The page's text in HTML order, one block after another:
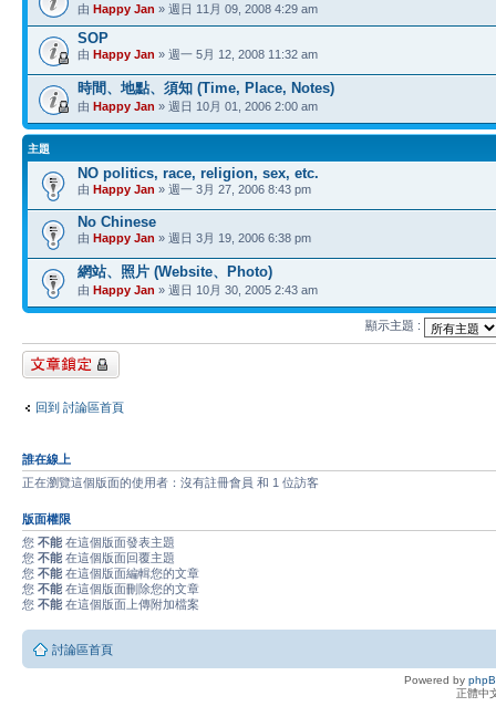
由 Happy Jan » 週日 11月 09, 2008 4:29 am
SOP
由 Happy Jan » 週一 5月 12, 2008 11:32 am
時間、地點、須知 (Time, Place, Notes)
由 Happy Jan » 週日 10月 01, 2006 2:00 am
主題
NO politics, race, religion, sex, etc.
由 Happy Jan » 週一 3月 27, 2006 8:43 pm
No Chinese
由 Happy Jan » 週日 3月 19, 2006 6:38 pm
網站、照片 (Website、Photo)
由 Happy Jan » 週日 10月 30, 2005 2:43 am
顯示主題 :
版面鎖定
回到 討論區首頁
誰在線上
正在瀏覽這個版面的使用者：沒有註冊會員 和 1 位訪客
版面權限
您 不能 在這個版面發表主題
您 不能 在這個版面回覆主題
您 不能 在這個版面編輯您的文章
您 不能 在這個版面刪除您的文章
您 不能 在這個版面上傳附加檔案
討論區首頁
Powered by
正體中